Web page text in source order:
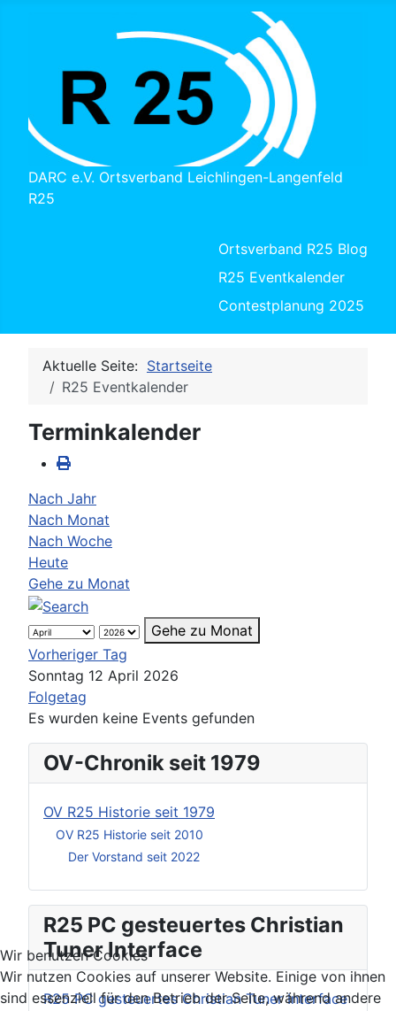
DARC e.V. Ortsverband Leichlingen-Langenfeld
R25
Ortsverband R25 Blog
R25 Eventkalender
Contestplanung 2025
OV-Chronik seit 1979
OV R25 Historie seit 1979
OV R25 Historie seit 2010
Der Vorstand seit 2022
R25 PC gesteuertes Christian
Tuner Interface
R25 PC gesteuertes Christian Tuner Interface
Aktuelle Seite: Startseite
R25 Eventkalender
Terminkalender
Nach Jahr
Nach Monat
Nach Woche
Heute
Gehe zu Monat
Gehe zu Monat
Vorheriger Tag
Sonntag 12 April 2026
Folgetag
Es wurden keine Events gefunden
Wir benutzen Cookies
Wir nutzen Cookies auf unserer Website. Einige von ihnen
sind essenziell für den Betrieb der Seite, während andere